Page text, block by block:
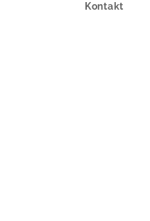
Kontakt